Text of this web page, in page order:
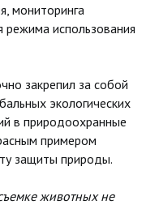
мониторинга
режима использования
закрепил за собой
экологических
в природоохранные
примером
защиты природы.
животных не